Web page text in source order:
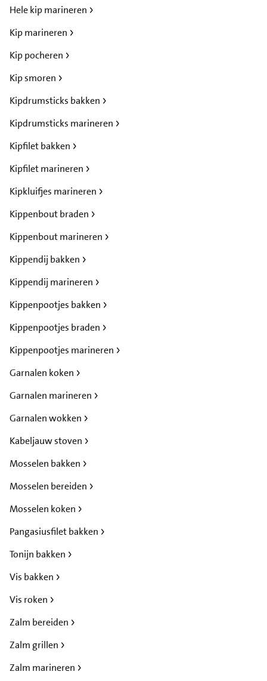
Hele kip marineren
Kip marineren
Kip pocheren
Kip smoren
Kipdrumsticks bakken
Kipdrumsticks marineren
Kipfilet bakken
Kipfilet marineren
Kipkluifjes marineren
Kippenbout braden
Kippenbout marineren
Kippendij bakken
Kippendij marineren
Kippenpootjes bakken
Kippenpootjes braden
Kippenpootjes marineren
Garnalen koken
Garnalen marineren
Garnalen wokken
Kabeljauw stoven
Mosselen bakken
Mosselen bereiden
Mosselen koken
Pangasiusfilet bakken
Tonijn bakken
Vis bakken
Vis roken
Zalm bereiden
Zalm grillen
Zalm marineren